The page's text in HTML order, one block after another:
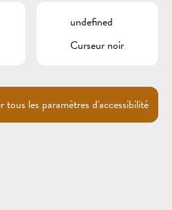
undefined
Curseur noir
tous les paramètres d'accessibilité